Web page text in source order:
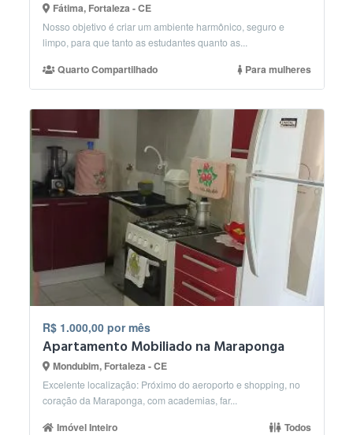
Fátima, Fortaleza - CE
Nosso objetivo é criar um ambiente harmônico, seguro e
limpo, para que tanto as estudantes quanto as...
Quarto Compartilhado Para mulheres
R$ 1.000,00 por mês
Apartamento Mobiliado na Maraponga
Mondubim, Fortaleza - CE
Excelente localização: Próximo do aeroporto e shopping, no
coração da Maraponga, com academias, far...
Imóvel Inteiro Todos